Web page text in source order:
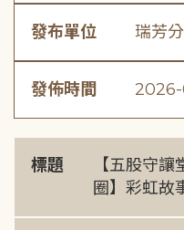
發布單位 瑞芳
發佈時間
標題
【五股守
圈】彩虹故